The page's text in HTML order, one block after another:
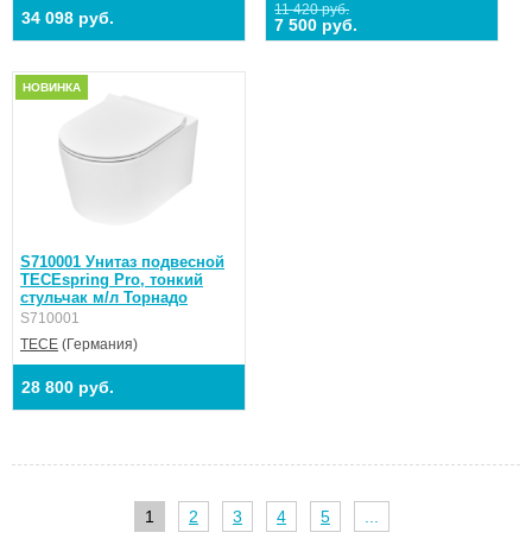
34 098 руб. 11 420 руб.
7 500 руб.
S710001 Унитаз подвесной
TECEspring Pro, тонкий
стульчак м/л Торнадо
S710001
TECE (Германия)
28 800 руб.
НОВИНКА
1 2 3 4 5